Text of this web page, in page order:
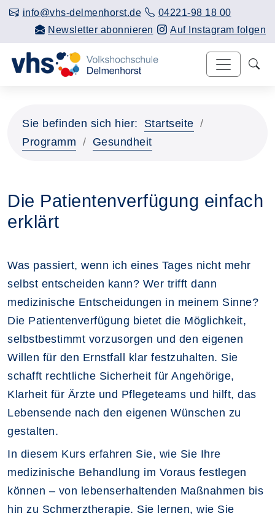
info@vhs-delmenhorst.de
04221-98 18 00
Newsletter abonnieren
Auf Instagram folgen
Sie befinden sich hier:
Startseite
Programm
Gesundheit
Die Patientenverfügung einfach
erklärt
Was passiert, wenn ich eines Tages nicht mehr
selbst entscheiden kann? Wer trifft dann
medizinische Entscheidungen in meinem Sinne?
Die Patientenverfügung bietet die Möglichkeit,
selbstbestimmt vorzusorgen und den eigenen
Willen für den Ernstfall klar festzuhalten. Sie
schafft rechtliche Sicherheit für Angehörige,
Klarheit für Ärzte und Pflegeteams und hilft, das
Lebensende nach den eigenen Wünschen zu
gestalten.
In diesem Kurs erfahren Sie, wie Sie Ihre
medizinische Behandlung im Voraus festlegen
können – von lebenserhaltenden Maßnahmen bis
hin zu Schmerztherapie. Sie lernen, wie Sie